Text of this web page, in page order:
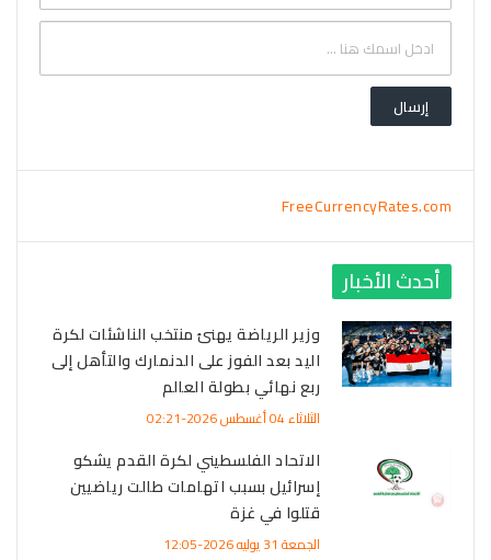
FreeCurrencyRates.com
أحدث الأخبار
وزير الرياضة يهنئ منتخب الناشئات لكرة
اليد بعد الفوز على الدنمارك والتأهل إلى
ربع نهائي بطولة العالم
الثلاثاء 04 أغسطس 2026-02:21
الاتحاد الفلسطيني لكرة القدم يشكو
إسرائيل بسبب اتهامات طالت رياضيين
قتلوا في غزة
الجمعة 31 يوليه 2026-12:05